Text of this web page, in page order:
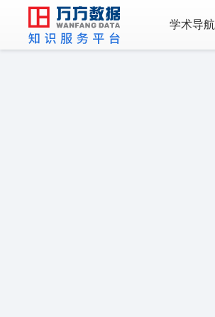
学术导航